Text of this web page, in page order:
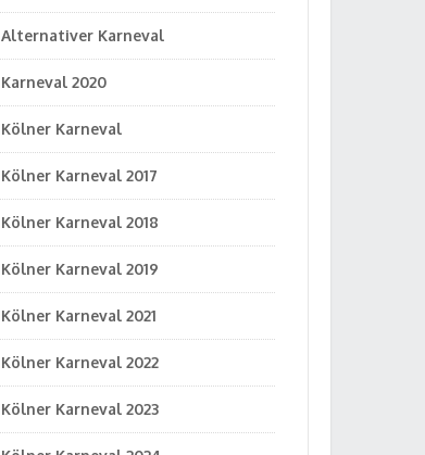
Alternativer Karneval
Karneval 2020
Kölner Karneval
Kölner Karneval 2017
Kölner Karneval 2018
Kölner Karneval 2019
Kölner Karneval 2021
Kölner Karneval 2022
Kölner Karneval 2023